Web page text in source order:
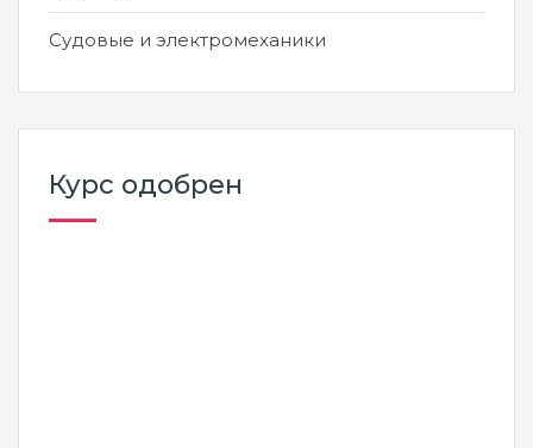
Судовые и электромеханики
Курс одобрен